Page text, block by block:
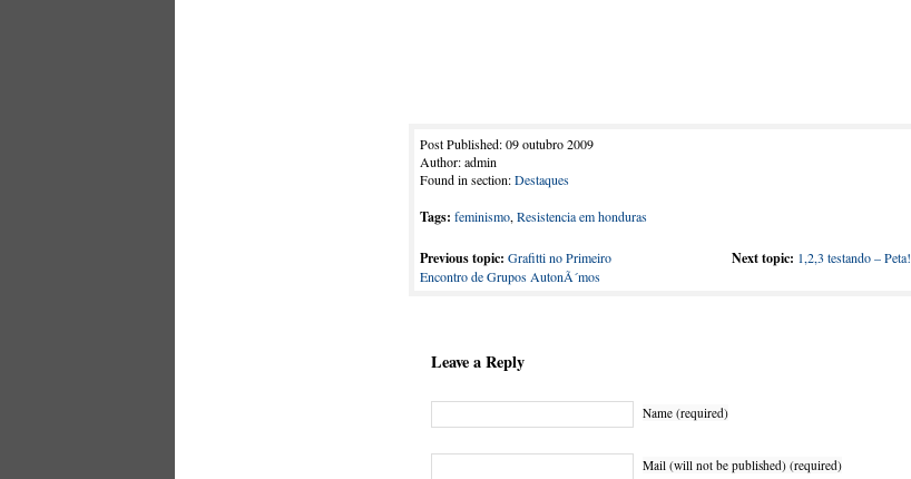
Post Published: 09 outubro 2009
Author: admin
Found in section:Destaques
Tags: feminismo, Resistencia em honduras
Previous topic: Grafitti no Primeiro
Encontro de Grupos AutonÃ´mos
Next topic: 1,2,3 testando – Peta!
Leave a Reply
Name (required)
Mail (will not be published) (required)